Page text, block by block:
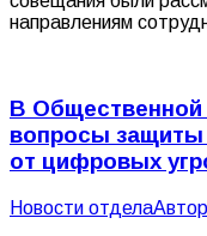
направлениям
В
вопросы защиты
от цифровых
Новости отдела